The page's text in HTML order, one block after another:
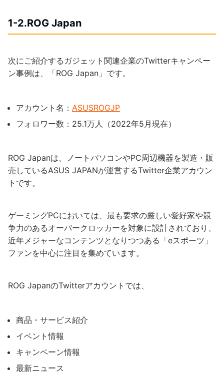
1-2.ROG Japan
次にご紹介するガジェット関連企業のTwitterキャンペー
ン事例は、「ROG Japan」です。
アカウント名： ASUSROGJP
フォロワー数：25.1万人（2022年5月現在）
ROG Japanは、ノートパソコンやPC周辺機器を製造・販
売しているASUS JAPANが運営するTwitter企業アカウン
トです。
ゲーミングPCにおいては、最も要求の厳しい愛好家や競
争力のあるオーバークロッカーを対象に設計されており、
近年メジャーなコンテンツとなりつつある「eスポーツ」
ファンを中心に注目を集めています。
ROG JapanのTwitterアカウントでは、
商品・サービス紹介
イベント情報
キャンペーン情報
最新ニュース